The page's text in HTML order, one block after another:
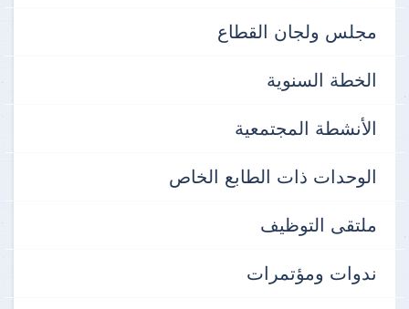
مجلس ولجان القطاع
الخطة السنوية
الأنشطة المجتمعية
الوحدات ذات الطابع الخاص
ملتقى التوظيف
ندوات ومؤتمرات